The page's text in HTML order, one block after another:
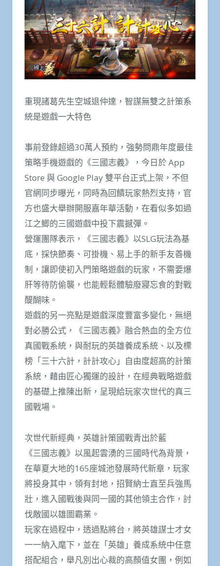
重現諸葛先生空城退仲達，智謀無雙之計策系
統是遊戲一大特色
事前登錄超過30萬人預約，強勢問鼎年度最佳
策略手機遊戲的《三國志義》，今日於 App
Store 與 Google Play 雙平台正式上架，不但
官網同步曝光，同時為回饋玩家熱烈支持，官
方也盛大舉辦開服嘉年華活動，在看似多如過
江之鯽的三國遊戲中投下震撼彈。
營運團隊表示，《三國志義》以SLG玩法為基
底，採快節奏、可掛機、易上手的新手友善機
制，讓即使初入門策略遊戲的玩家，不需要爆
肝等待防偷襲，也能輕鬆體驗廢寢忘食的對戰
醍醐味。
遊戲的另一亮點是遊戲深度豐富多變化，無絕
對必勝公式，《三國志義》融合熱血的全方位
真國戰系統，與耐玩的英雄養成系統、以及標
榜「三十六計，計計攻心」自由度超高的計策
系統，藉由匠心獨運的設計，在經典戰略遊戲
的基礎上推陳出新，呈現給玩家次世代的真三
國戰場。
次世代新經典，英雄計策國戰青出於藍
《三國志義》以風起雲湧的三國時代為背景，
在華夏大地的165座城池發展時代新章，玩家
將投身其中，領有封地，招賢納士直至兵強馬
壯，進入國戰後與同一國的其他領主合作，討
伐敵國以雄圖霸業。
玩家在過程中，透過點將台，將英雄謀士才女
一一納入麾下，並在「英雄」養成系統中任意
搭配組合，舉凡別出心裁的高顏值女團，例如